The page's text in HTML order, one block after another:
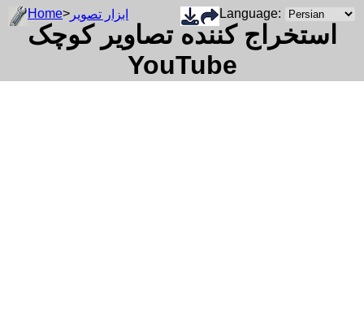
Home> ابزار تصویر
استخراج کننده تصاویر کوچک
YouTube
Language: